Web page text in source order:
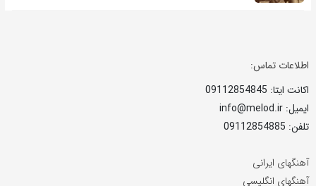
اطلاعات تماس:
اکانت ایتا: 09112854845
ایمیل: info@melod.ir
تلفن: 09112854885
آهنگهای ایرانی
آهنگهای انگلیسی